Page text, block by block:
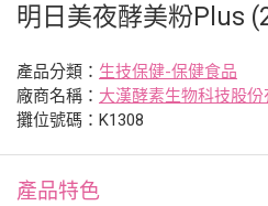
明日美夜酵美粉Plus
產品分類： 生技保健-保健食品
廠商名稱： 大漢酵素生物科技股份
攤位號碼：K1308
產品特色